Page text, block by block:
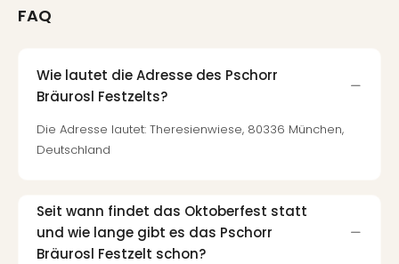
FAQ
Wie lautet die Adresse des Pschorr
Bräurosl Festzelts?
Die Adresse lautet: Theresienwiese, 80336 München,
Deutschland
Seit wann findet das Oktoberfest statt
und wie lange gibt es das Pschorr
Bräurosl Festzelt schon?